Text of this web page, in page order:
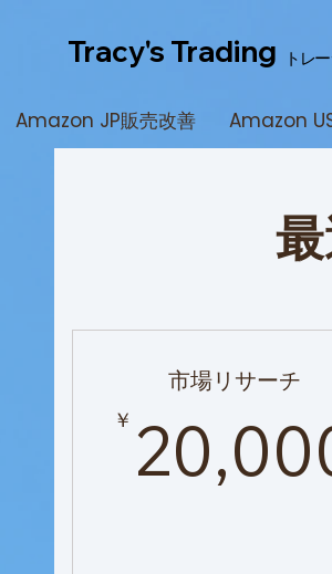
Tracy's Trading トレ
Amazon JP販売改善 Amazon
市場リサーチ
￥